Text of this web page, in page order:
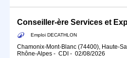
Emploi DECATHLON
Chamonix-Mont-Blanc (74400), Haute-
Rhône-Alpes - CDI - 02/08/2026